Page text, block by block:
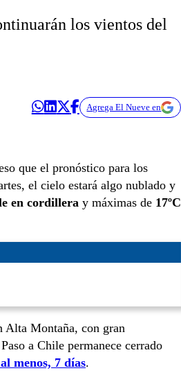
los vientos del
Agrega El Nueve en
que el pronóstico para los
el cielo estará algo nublado y
en cordillera y máximas de 17ºC
Alta Montaña, con gran
a Chile permanece cerrado
menos, 7 días.